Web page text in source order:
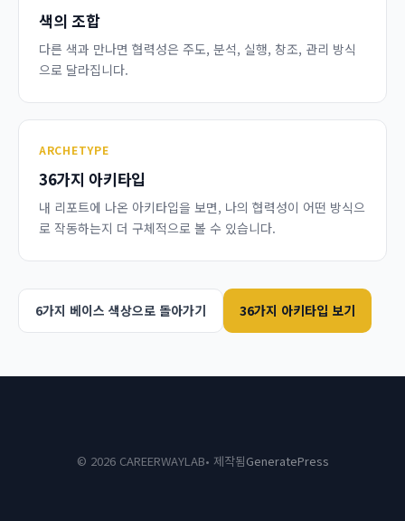
색의 조합
다른 색과 만나면 협력성은 주도, 분석, 실행, 창조, 관리 방식
으로 달라집니다.
ARCHETYPE
36가지 아키타입
내 리포트에 나온 아키타입을 보면, 나의 협력성이 어떤 방식으
로 작동하는지 더 구체적으로 볼 수 있습니다.
6가지 베이스 색상으로 돌아가기 36가지 아키타입 보기
© 2026 CAREERWAYLAB• 제작됨GeneratePress